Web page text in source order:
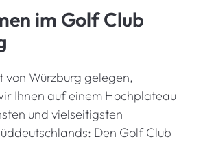
im Golf Club
von Würzburg gelegen,
Ihnen auf einem Hochplateau
und vielseitigsten
Den Golf Club